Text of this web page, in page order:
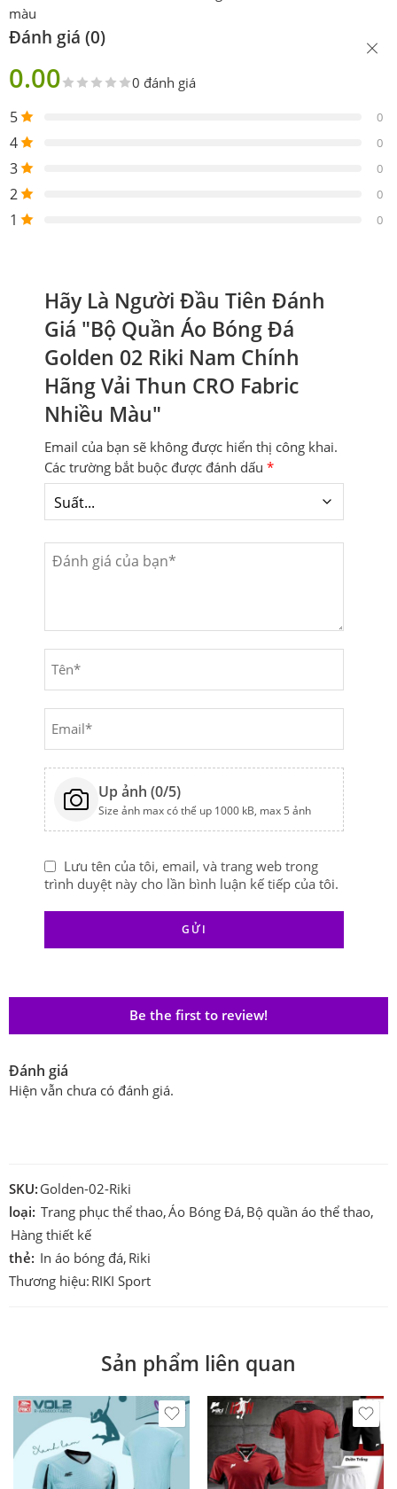
màu
Đánh giá (0)
0.00 0 đánh giá
5 0
4 0
3 0
2 0
1 0
Hãy Là Người Đầu Tiên Đánh
Giá "Bộ Quần Áo Bóng Đá
Golden 02 Riki Nam Chính
Hãng Vải Thun CRO Fabric
Nhiều Màu"
Email của bạn sẽ không được hiển thị công khai.
Các trường bắt buộc được đánh dấu *
Up ảnh (0/5)
Size ảnh max có thể up 1000 kB, max 5 ảnh
Lưu tên của tôi, email, và trang web trong
trình duyệt này cho lần bình luận kế tiếp của tôi.
Be the first to review!
Đánh giá
Hiện vẫn chưa có đánh giá.
SKU: Golden-02-Riki
loại: Trang phục thể thao,Áo Bóng Đá, Bộ quần áo thể thao,
Hàng thiết kế
thẻ: In áo bóng đá, Riki
Thương hiệu: RIKI Sport
Sản phẩm liên quan